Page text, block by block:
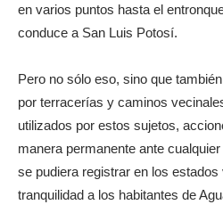
en varios puntos hasta el
conduce a San Luis Potosí.
Pero no sólo eso, sino que
por terracerías y caminos
utilizados por estos sujetos,
manera permanente ante
se pudiera registrar en los
tranquilidad a los habitantes de